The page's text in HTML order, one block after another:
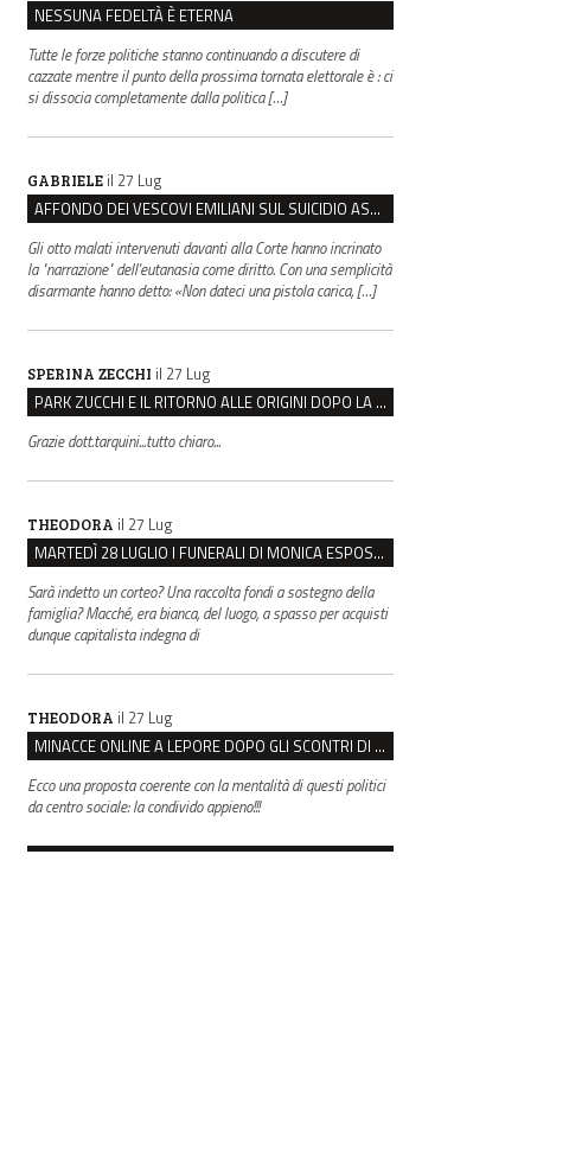
NESSUNA FEDELTÀ È ETERNA
Tutte le forze politiche stanno continuando a discutere di
cazzate mentre il punto della prossima tornata elettorale è : ci
si dissocia completamente dalla politica […]
GABRIELE il 27 Lug
AFFONDO DEI VESCOVI EMILIANI SUL SUICIDIO ASSISTITO: “È CONTRO IL VALORE DELLA PERSONA”
Gli otto malati intervenuti davanti alla Corte hanno incrinato
la "narrazione" dell'eutanasia come diritto. Con una semplicità
disarmante hanno detto: «Non dateci una pistola carica, […]
SPERINA ZECCHI il 27 Lug
PARK ZUCCHI E IL RITORNO ALLE ORIGINI DOPO LA DISAVVENTURA CON REGGIO EMILIA PARCHEGGI
Grazie dott.tarquini...tutto chiaro...
THEODORA il 27 Lug
MARTEDÌ 28 LUGLIO I FUNERALI DI MONICA ESPOSITO: LUTTO CITTADINO A MODENA E NONANTOLA
Sarà indetto un corteo? Una raccolta fondi a sostegno della
famiglia? Macché, era bianca, del luogo, a spasso per acquisti
dunque capitalista indegna di
THEODORA il 27 Lug
MINACCE ONLINE A LEPORE DOPO GLI SCONTRI DI BOLOGNA, ASSEGNATA LA SCORTA AL SINDACO
Ecco una proposta coerente con la mentalità di questi politici
da centro sociale: la condivido appieno!!!